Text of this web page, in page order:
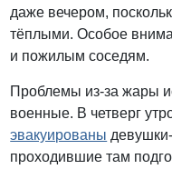
даже вечером,
тёплыми. Особое
и пожилым соседям.
Проблемы из-за жары
военные. В четверг
эвакуированы
проходившие там